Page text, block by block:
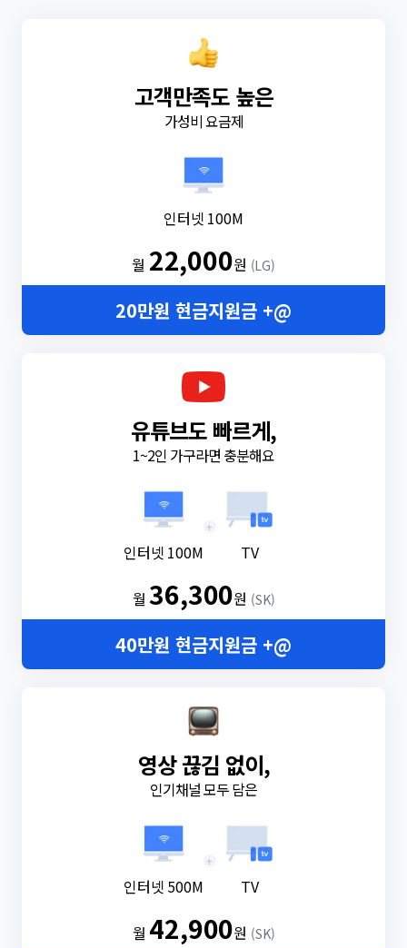
고객만족도 높은
가성비 요금제
인터넷 100M
월 22,000원 (LG)
20만원 현금지원금 +@
유튜브도 빠르게,
1~2인 가구라면 충분해요
인터넷 100M
+
TV
월36,300원 (SK)
40만원 현금지원금 +@
영상 끊김 없이,
인기채널 모두 담은
인터넷 500M
+
TV
월 42,900원 (SK)